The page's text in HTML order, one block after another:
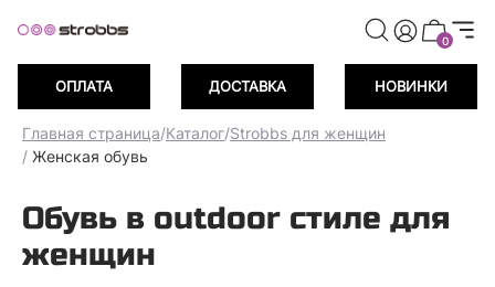
0
ОПЛАТА ДОСТАВКА НОВИНКИ
Главная страница/Каталог/Strobbs для женщин
/ Женская обувь
Обувь в outdoor стиле для
женщин